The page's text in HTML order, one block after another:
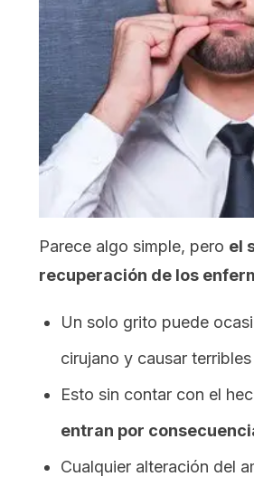
Parece algo simple, pero el
recuperación de los
Un solo grito puede
cirujano y causar
Esto sin contar con el
entran por
Cualquier alteración del